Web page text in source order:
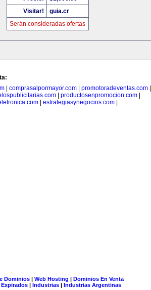
Visitar!
guia.cr
Serán consideradas ofertas
| comprasalpormayor.com| promotoradeventas.com|
productosenpromocion.com
estrategiasynegocios.com
Dominios| Web Hosting | Dominios En Venta
| Industrias | Industrias Argentinas